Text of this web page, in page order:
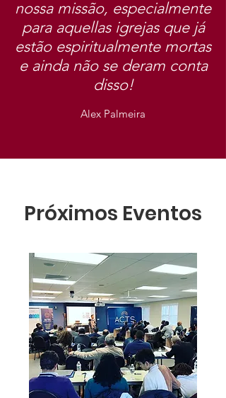
nossa missão, especialmente
para aquellas igrejas que já
estão espiritualmente mortas
e ainda não se deram conta
disso!
Alex Palmeira
Próximos Eventos